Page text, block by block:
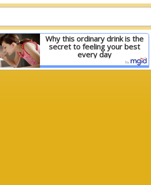
Why this ordinary drink is the
secret to feeling your best
every day
Детальніше